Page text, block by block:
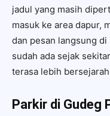
jadul yang masih
masuk ke area dapur,
dan pesan langsung
sudah ada sejak sekitar
terasa lebih
Parkir di Gudeg